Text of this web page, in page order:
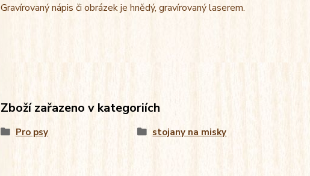
Gravírovaný nápis či obrázek je hnědý, gravírovaný laserem.
Zboží zařazeno v kategoriích
Pro psy stojany na misky